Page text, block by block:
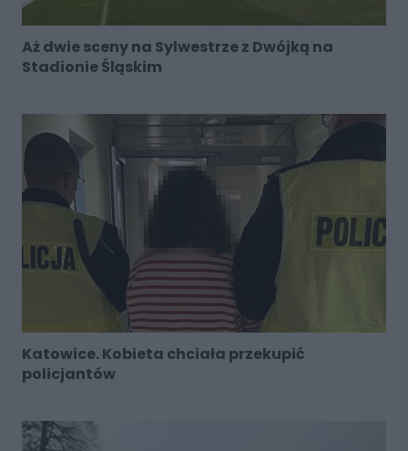
Aż dwie sceny na Sylwestrze z Dwójką na
Stadionie Śląskim
Katowice. Kobieta chciała przekupić
policjantów